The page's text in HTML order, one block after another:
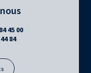
45 00
84